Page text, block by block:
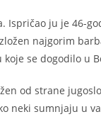
ju je 46-
najgorim
se dogodilo u
od strane
neki sumnjaju u